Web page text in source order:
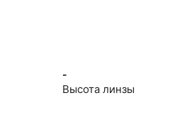
-
Высота линзы